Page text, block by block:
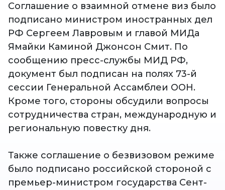
Соглашение о взаимной отмене виз было
подписано министром иностранных дел
РФ Сергеем Лавровым и главой МИДа
Ямайки Каминой Джонсон Смит. По
сообщению пресс-службы МИД РФ,
документ был подписан на полях 73-й
сессии Генеральной Ассамблеи ООН.
Кроме того, стороны обсудили вопросы
сотрудничества стран, международную и
региональную повестку дня.
Также соглашение о безвизовом режиме
было подписано российской стороной с
премьер-министром государства Сент-